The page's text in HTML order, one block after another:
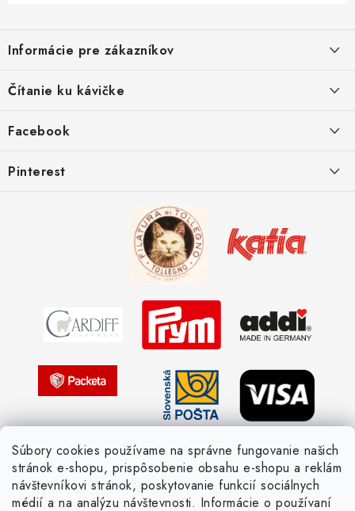
Súbory cookies používame na správne fungovanie našich
stránok e-shopu, prispôsobenie obsahu e-shopu a reklám
návštevníkovi stránok, poskytovanie funkcií sociálnych
médií a na analýzu návštevnosti. Informácie o používaní
p
ä
Informácie pre zákazníkov
Ako sa registrovať
Kedy objednáme nový tovar
Žiadosť dotknutej osoby
Čítanie ku kávičke
Ako sa orientovať v hrúbke priadzí
Pletený slovník anglicky-česky
Pletený slovník česky-anglicky
Facebook
Pinterest